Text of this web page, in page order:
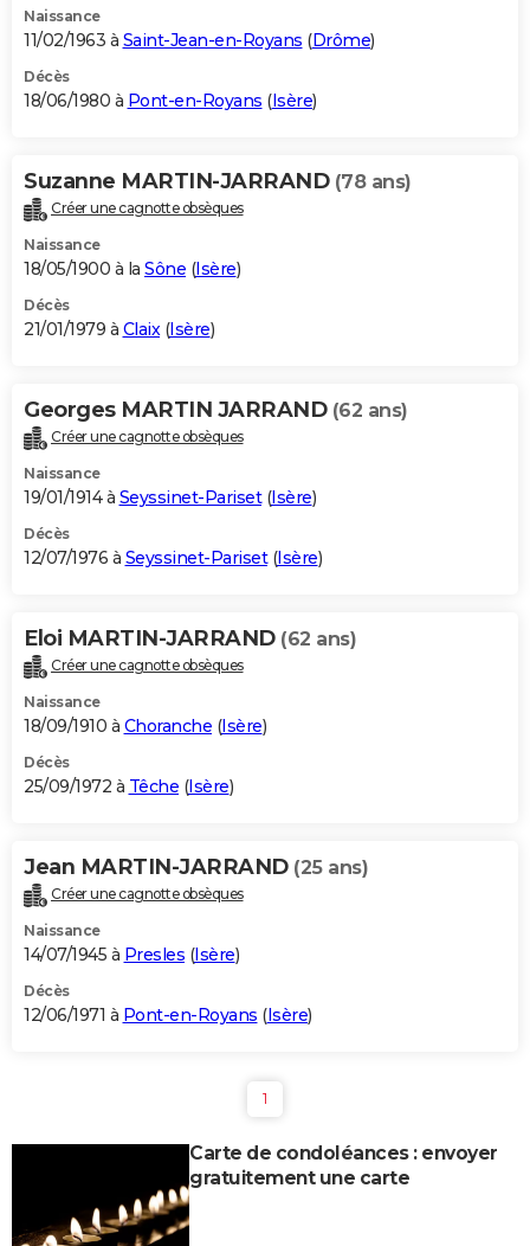
Naissance
11/02/1963 à Saint-Jean-en-Royans (Drôme)
Décès
18/06/1980 à Pont-en-Royans (Isère)
Suzanne MARTIN-JARRAND (78 ans)
Créer une cagnotte obsèques
Naissance
18/05/1900 à la Sône (Isère)
Décès
21/01/1979 à Claix(Isère)
Georges MARTIN JARRAND (62 ans)
Créer une cagnotte obsèques
Naissance
19/01/1914 à Seyssinet-Pariset(Isère)
Décès
12/07/1976 à Seyssinet-Pariset(Isère)
Eloi MARTIN-JARRAND (62 ans)
Créer une cagnotte obsèques
Naissance
18/09/1910 à Choranche (Isère)
Décès
25/09/1972 à Têche (Isère)
Jean MARTIN-JARRAND (25 ans)
Créer une cagnotte obsèques
Naissance
14/07/1945 à Presles (Isère)
Décès
12/06/1971 à Pont-en-Royans (Isère)
1
Carte de condoléances : envoyer
gratuitement une carte